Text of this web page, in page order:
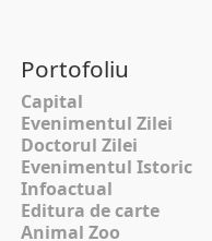
Portofoliu
Capital
Evenimentul Zilei
Doctorul Zilei
Evenimentul Istoric
Infoactual
Editura de carte
Animal Zoo